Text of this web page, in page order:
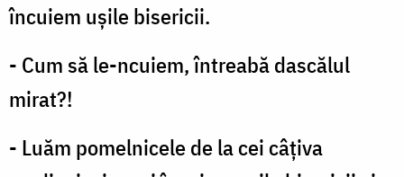
încuiem ușile bisericii.
- Cum să le-ncuiem, întreabă dascălul
mirat?!
- Luăm pomelnicele de la cei câțiva